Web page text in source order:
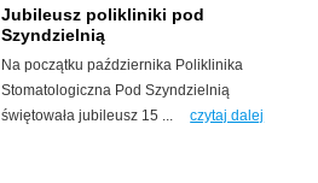
Jubileusz polikliniki pod
Szyndzielnią
Na początku października Poliklinika
Stomatologiczna Pod Szyndzielnią
świętowała jubileusz 15 ...
czytaj dalej